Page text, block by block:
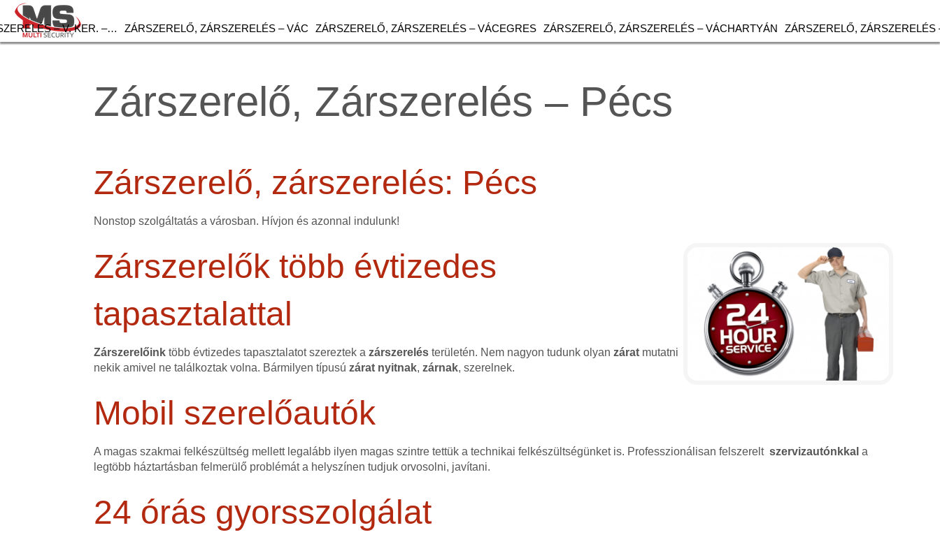
– V. KER. –… ZÁRSZERELŐ, ZÁRSZERELÉS – VÁC ZÁRSZERELŐ, ZÁRSZERELÉS – VÁCEGRES ZÁRSZERELŐ, ZÁRSZERELÉS – VÁCHARTYÁN ZÁRSZERELŐ, ZÁRSZERELÉS
Zárszerelő, Zárszerelés – Pécs
Zárszerelő, zárszerelés: Pécs
Nonstop szolgáltatás a városban. Hívjon és azonnal indulunk!
Zárszerelők több évtizedes
tapasztalattal
Zárszerelőink több évtizedes tapasztalatot szereztek azárszerelés területén. Nem nagyon tudunk olyanzárat mutatni
nekik amivel ne találkoztak volna. Bármilyen típusúzárat nyitnak,zárnak, szerelnek.
Mobil szerelőautók
A magas szakmai felkészültség mellett legalább ilyen magas szintre tettük a technikai felkészültségünket is. Professzionálisan felszereltszervizautónkkal a
legtöbb háztartásban felmerülő problémát a helyszínen tudjuk orvosolni, javítani.
24 órás gyorsszolgálat